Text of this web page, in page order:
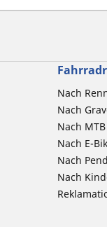
Nach
Nach
Nach
Nach E-
Nach
Nach